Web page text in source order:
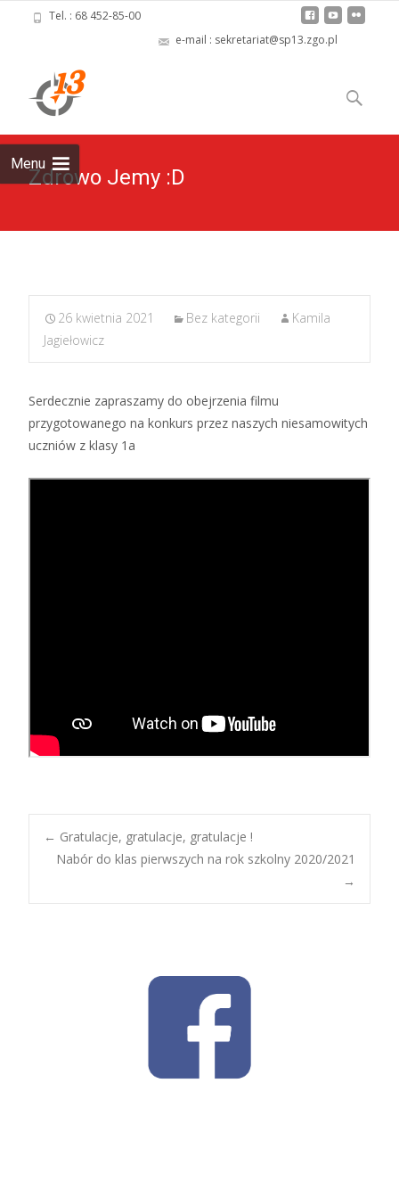
Tel. : 68 452-85-00
e-mail : sekretariat@sp13.zgo.pl
Menu
to
content
Szukaj:
Zdrowo Jemy :D
26 kwietnia 2021 Bez kategorii
Kamila
Jagiełowicz
Serdecznie zapraszamy do obejrzenia filmu
przygotowanego na konkurs przez naszych niesamowitych
uczniów z klasy 1a
Post
navigation
← Gratulacje, gratulacje, gratulacje !
Nabór do klas pierwszych na rok szkolny 2020/2021
→